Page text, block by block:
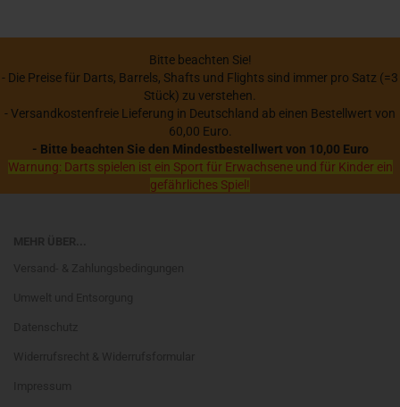
Bitte beachten Sie!
- Die Preise für Darts, Barrels, Shafts und Flights sind immer pro Satz (=3
Stück) zu verstehen.
- Versandkostenfreie Lieferung in Deutschland ab einen Bestellwert von
60,00 Euro.
- Bitte beachten Sie den Mindestbestellwert von 10,00 Euro
Warnung: Darts spielen ist ein Sport für Erwachsene und für Kinder ein
gefährliches Spiel!